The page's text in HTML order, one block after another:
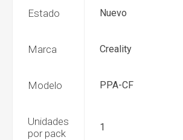
Estado Nuevo
Marca Creality
Modelo PPA-CF
Unidades
por pack
1